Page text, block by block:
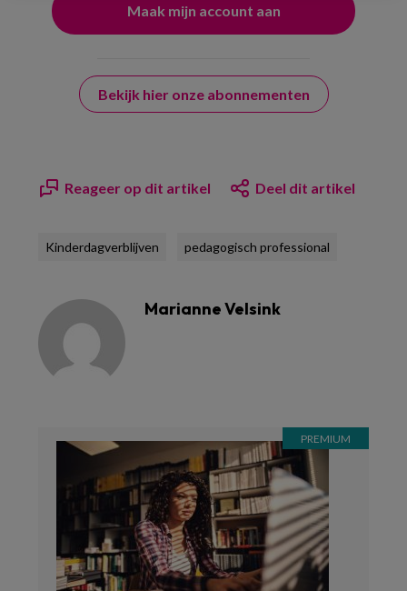
Bekijk hier onze abonnementen
Reageer op dit artikel Deel dit artikel
Kinderdagverblijven pedagogisch professional
Marianne Velsink